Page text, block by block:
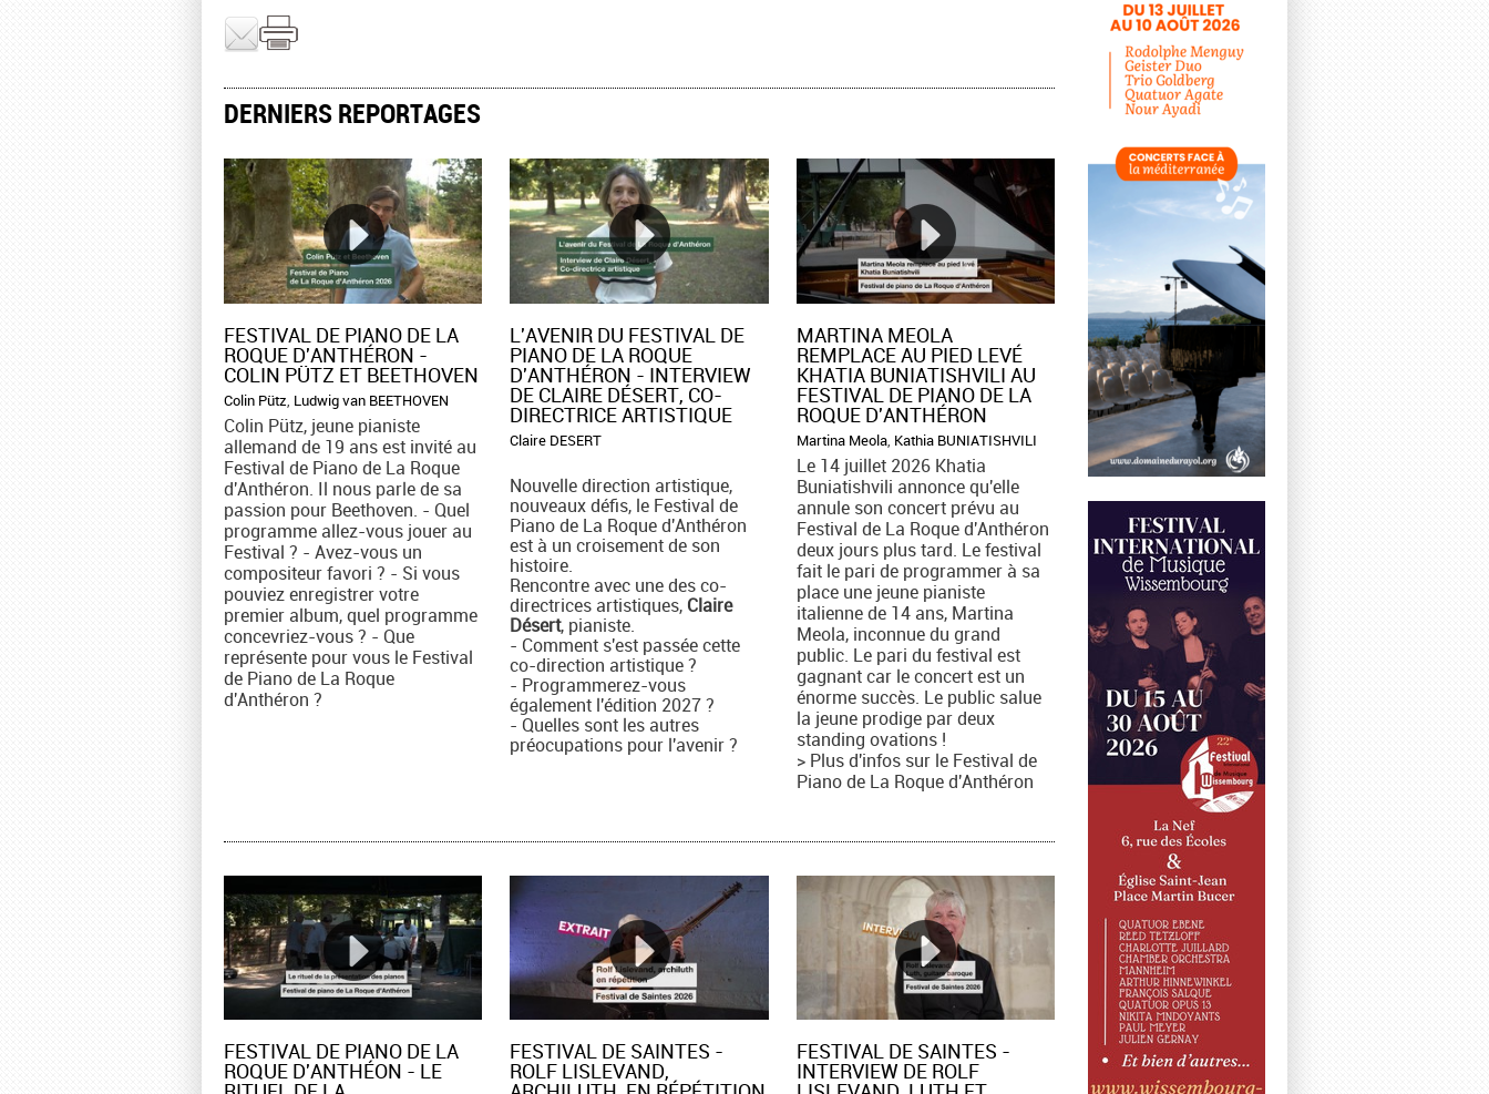
DERNIERS REPORTAGES
FESTIVAL DE PIANO DE LA
ROQUE D'ANTHÉRON -
COLIN PÜTZ ET BEETHOVEN
Colin Pütz, Ludwig van BEETHOVEN
Colin Pütz, jeune pianiste
allemand de 19 ans est invité au
Festival de Piano de La Roque
d'Anthéron. Il nous parle de sa
passion pour Beethoven. - Quel
programme allez-vous jouer au
Festival ? - Avez-vous un
compositeur favori ? - Si vous
pouviez enregistrer votre
premier album, quel programme
concevriez-vous ? - Que
représente pour vous le Festival
de Piano de La Roque
d'Anthéron ?
L'AVENIR DU FESTIVAL DE
PIANO DE LA ROQUE
D'ANTHÉRON - INTERVIEW
DE CLAIRE DÉSERT, CO-
DIRECTRICE ARTISTIQUE
Claire DESERT
Nouvelle direction artistique,
nouveaux défis, le Festival de
Piano de La Roque d'Anthéron
est à un croisement de son
histoire.
Rencontre avec une des co-
directrices artistiques, Claire
Désert, pianiste.
- Comment s'est passée cette
co-direction artistique ?
- Programmerez-vous
également l'édition 2027 ?
- Quelles sont les autres
préocupations pour l'avenir ?
MARTINA MEOLA
REMPLACE AU PIED LEVÉ
KHATIA BUNIATISHVILI AU
FESTIVAL DE PIANO DE LA
ROQUE D'ANTHÉRON
Martina Meola, Kathia BUNIATISHVILI
Le 14 juillet 2026 Khatia
Buniatishvili annonce qu'elle
annule son concert prévu au
Festival de La Roque d'Anthéron
deux jours plus tard. Le festival
fait le pari de programmer à sa
place une jeune pianiste
italienne de 14 ans, Martina
Meola, inconnue du grand
public. Le pari du festival est
gagnant car le concert est un
énorme succès. Le public salue
la jeune prodige par deux
standing ovations !
> Plus d'infos sur le Festival de
Piano de La Roque d'Anthéron
FESTIVAL DE PIANO DE LA
ROQUE D'ANTHÉON - LE
FESTIVAL DE SAINTES -
ROLF LISLEVAND,
FESTIVAL DE SAINTES -
INTERVIEW DE ROLF